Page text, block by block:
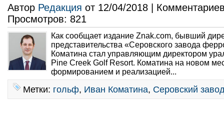
Автор Редакция от 12/04/2018 |
Просмотров: 821
Как сообщает издание Znak.com, бывший
представительства «Серовского завода
Коматина стал управляющим директором
Pine Creek Golf Resort. Коматина на новом
формированием и реализацией...
Метки: гольф, Иван Коматина, Серовский